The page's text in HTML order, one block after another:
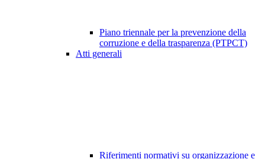
Piano triennale per la prevenzione della
corruzione e della trasparenza (PTPCT)
Atti generali
Riferimenti normativi su organizzazione e